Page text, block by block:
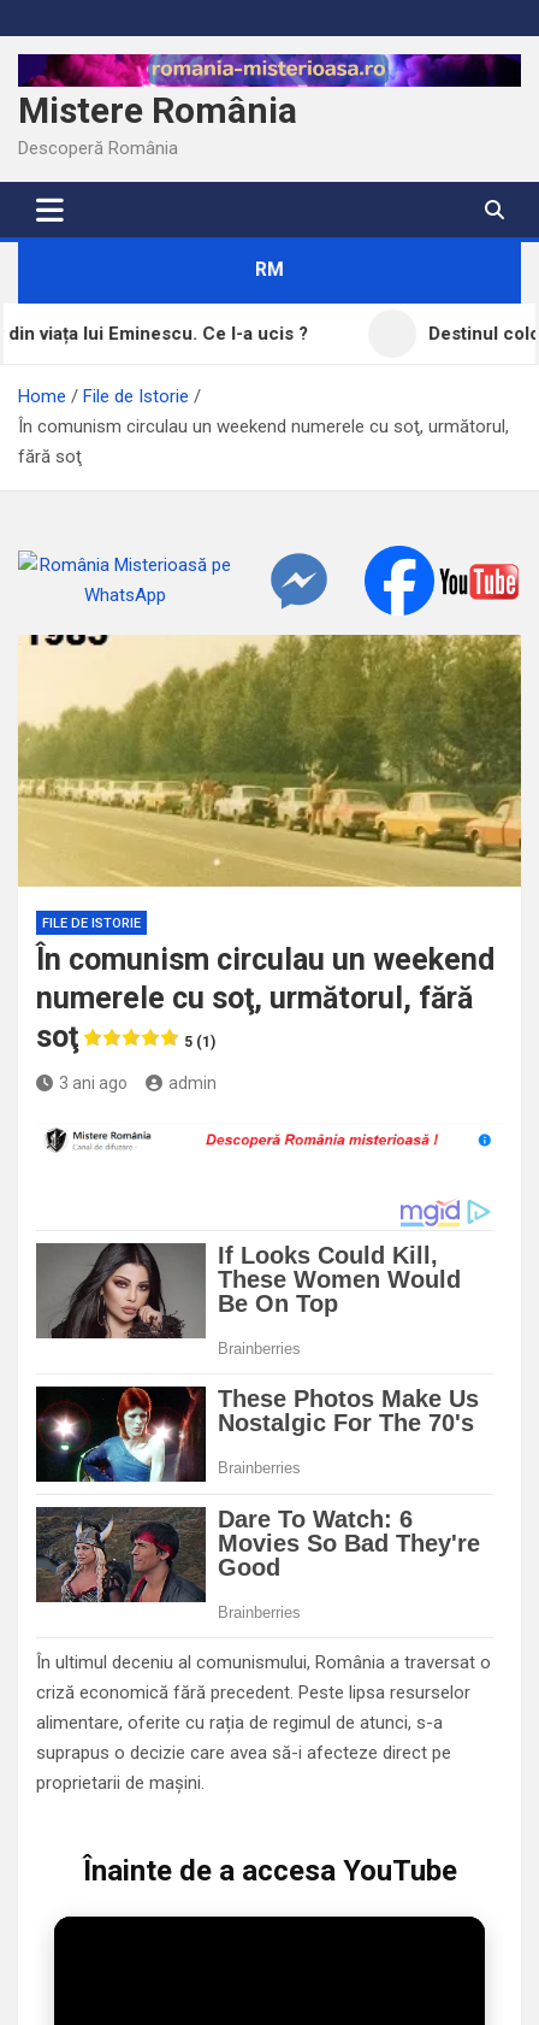
to
content
Mistere România
Descoperă România
RM
Ce l-a ucis ? Destinul coloniștilor șvabi
Home
File de Istorie
În comunism circulau un weekend numerele cu soţ, următorul,
fără soţ
FILE DE ISTORIE
În comunism circulau un weekend
numerele cu soţ, următorul, fără
soţ
5 (1)
3 ani ago admin
În ultimul deceniu al comunismului, România a traversat o
criză economică fără precedent. Peste lipsa resurselor
alimentare, oferite cu rația de regimul de atunci, s-a
suprapus o decizie care avea să-i afecteze direct pe
proprietarii de mașini.
Înainte de a accesa YouTube